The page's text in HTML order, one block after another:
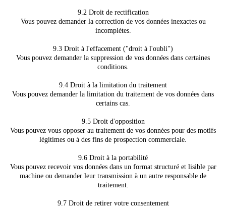
9.2 Droit de rectification
Vous pouvez demander la correction de vos données inexactes ou
incomplètes.
9.3 Droit à l'effacement ("droit à l'oubli")
Vous pouvez demander la suppression de vos données dans certaines
conditions.
9.4 Droit à la limitation du traitement
Vous pouvez demander la limitation du traitement de vos données dans
certains cas.
9.5 Droit d'opposition
Vous pouvez vous opposer au traitement de vos données pour des motifs
légitimes ou à des fins de prospection commerciale.
9.6 Droit à la portabilité
Vous pouvez recevoir vos données dans un format structuré et lisible par
machine ou demander leur transmission à un autre responsable de
traitement.
9.7 Droit de retirer votre consentement